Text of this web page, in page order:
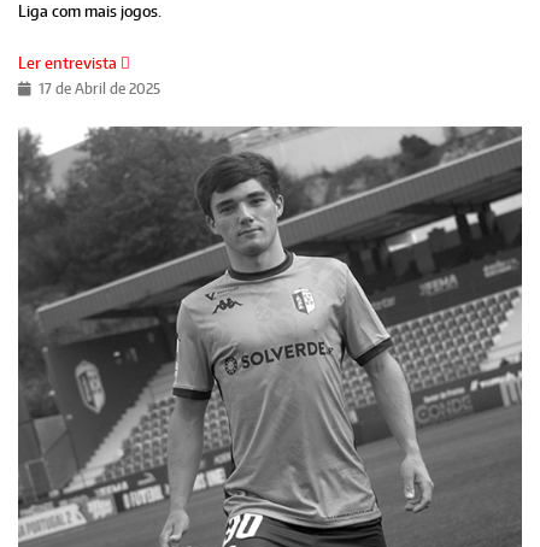
Liga com mais jogos.
Ler entrevista
17 de Abril de 2025